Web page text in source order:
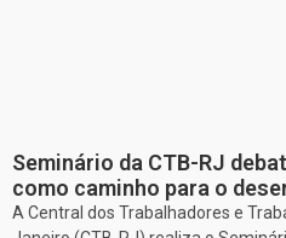
Seminário da CTB-RJ
como caminho para o
A Central dos Trabalhadores e